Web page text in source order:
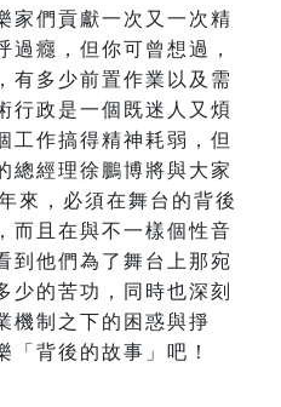
家們貢獻一次又一次精
過癮，但你可曾想過，
有多少前置作業以及需
行政是一個既迷人又煩
工作搞得精神耗弱，但
總經理徐鵬博將與大家
來，必須在舞台的背後
而且在與不一樣個性音
到他們為了舞台上那宛
少的苦功，同時也深刻
機制之下的困惑與掙
「背後的故事」吧！